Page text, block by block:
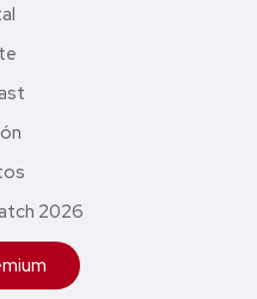
2026